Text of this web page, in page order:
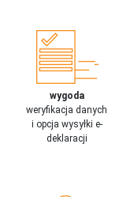
wygoda
weryfikacja danych
i opcja wysyłki e-
deklaracji